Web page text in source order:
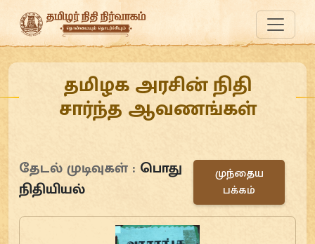
தமிழக அரசின் நிதி
சார்ந்த ஆவணங்கள்
தேடல் முடிவுகள் : பொது
நிதியியல்
முந்தைய
பக்கம்